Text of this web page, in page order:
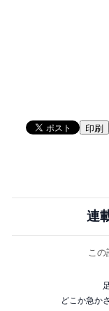
印刷
連
この
どこか急か